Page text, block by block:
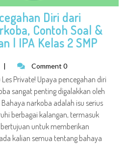
Diri dari
Contoh Soal &
| IPA Kelas 2 SMP
| Comment 0
Private! Upaya pencegahan diri
sangat penting digalakkan oleh
narkoba adalah isu serius
berbagai kalangan, termasuk
untuk memberikan
kalian semua tentang bahaya